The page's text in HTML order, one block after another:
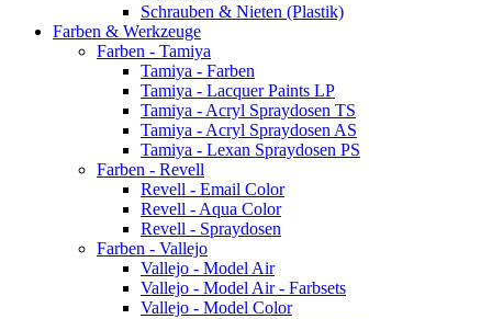
Schrauben & Nieten (Plastik)
Farben & Werkzeuge
Farben - Tamiya
Tamiya - Farben
Tamiya - Lacquer Paints LP
Tamiya - Acryl Spraydosen TS
Tamiya - Acryl Spraydosen AS
Tamiya - Lexan Spraydosen PS
Farben - Revell
Revell - Email Color
Revell - Aqua Color
Revell - Spraydosen
Farben - Vallejo
Vallejo - Model Air
Vallejo - Model Air - Farbsets
Vallejo - Model Color